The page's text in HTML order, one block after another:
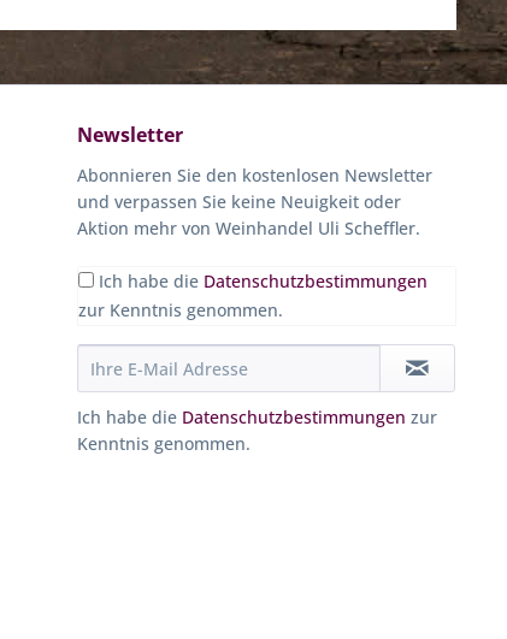
Newsletter
Abonnieren Sie den kostenlosen Newsletter
und verpassen Sie keine Neuigkeit oder
Aktion mehr von Weinhandel Uli Scheffler.
Ich habe die Datenschutzbestimmungen
zur Kenntnis genommen.
Ich habe die Datenschutzbestimmungen zur
Kenntnis genommen.